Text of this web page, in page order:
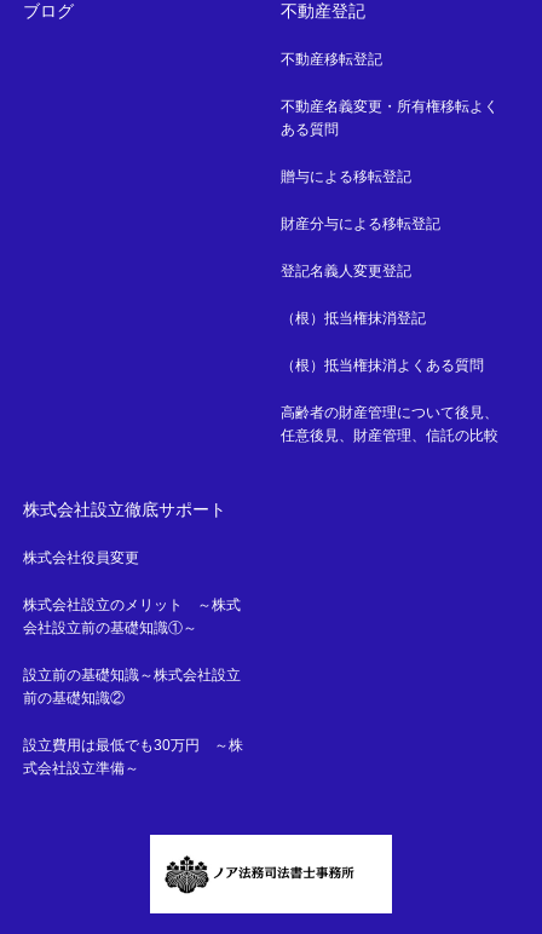
ブログ 不動産登記
不動産移転登記
不動産名義変更・所有権移転よく
ある質問
贈与による移転登記
財産分与による移転登記
登記名義人変更登記
（根）抵当権抹消登記
（根）抵当権抹消よくある質問
高齢者の財産管理について後見、
任意後見、財産管理、信託の比較
株式会社設立徹底サポート
株式会社役員変更
株式会社設立のメリット ～株式
会社設立前の基礎知識①～
設立前の基礎知識～株式会社設立
前の基礎知識②
設立費用は最低でも30万円 ～株
式会社設立準備～